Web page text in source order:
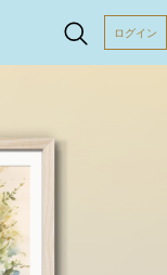
ログイン